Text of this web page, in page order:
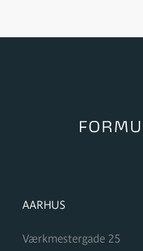
FORMUPLEJE
AARHUS
Værkmestergade 25